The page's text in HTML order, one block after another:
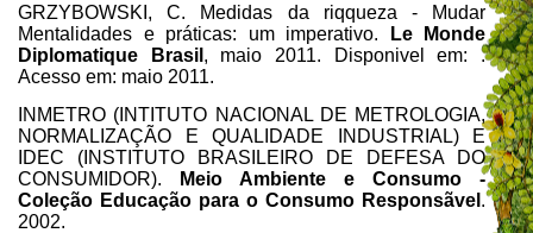
GRZYBOWSKI, C. Medidas da riqqueza - Mudar
Mentalidades e práticas: um imperativo.
Le Monde
Diplomatique Brasil , maio 2011. Disponivel em:.
Acesso em: maio 2011.
INMETRO (INTITUTO NACIONAL DE METROLOGIA,
NORMALIZAÇÃO E QUALIDADE INDUSTRIAL) E
IDEC (INSTITUTO BRASILEIRO DE DEFESA DO
CONSUMIDOR).
Meio Ambiente e Consumo -
Coleção Educação para o Consumo Responsãvel .
2002.